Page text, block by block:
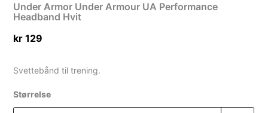
Under Armor Under Armour UA Performance
Headband Hvit
kr 129
Svettebånd til trening.
Størrelse